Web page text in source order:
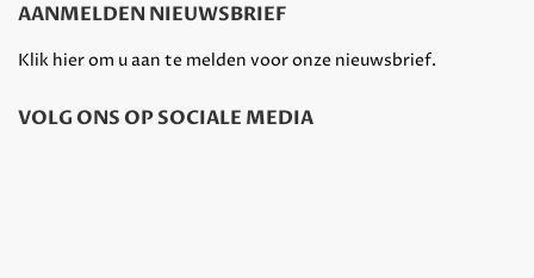
AANMELDEN NIEUWSBRIEF
Klik hier om u aan te melden voor onze nieuwsbrief.
VOLG ONS OP SOCIALE MEDIA